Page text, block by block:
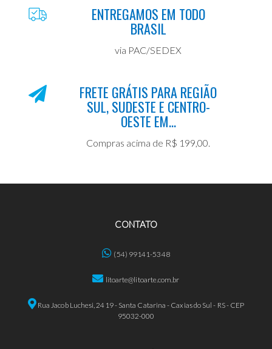
ENTREGAMOS EM TODO
BRASIL
via PAC/SEDEX
FRETE GRÁTIS PARA REGIÃO
SUL, SUDESTE E CENTRO-
OESTE EM...
Compras acima de R$ 199,00.
CONTATO
(54) 99141-5348
litoarte@litoarte.com.br
Rua Jacob Luchesi, 2419 - Santa Catarina - Caxias do Sul - RS - CEP
95032-000